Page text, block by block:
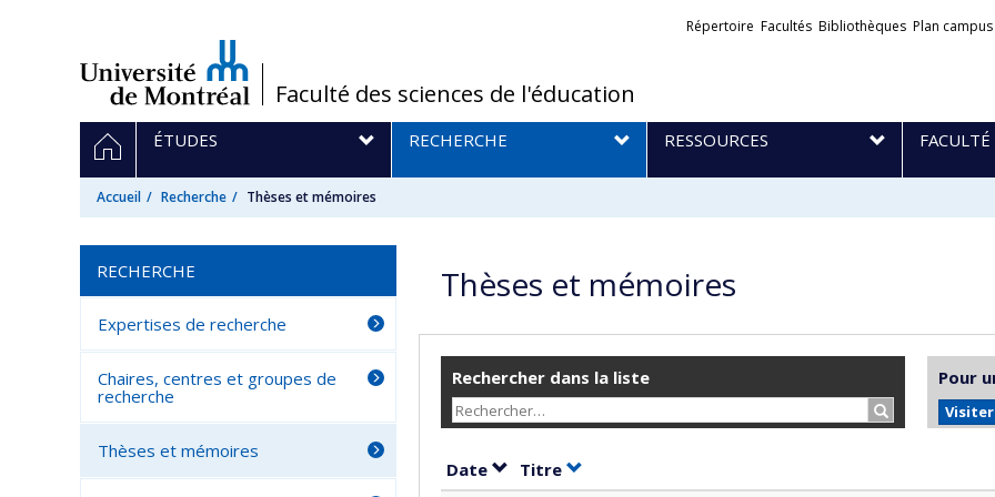
/Faculté des sciences de l'éducation
Liens
Répertoire Facultés Bibliothèques Plan campus
Navigation
principale
ACCUEIL
ÉTUDES RECHERCHE RESSOURCES FACULTÉ
Accueil Recherche Thèses et mémoires
Thèses et mémoires
Rechercher dans la liste
Rechercher…
Pour
Date Trier par date en ordre croissant
Titre Trier par titre en ordre croissant
RECHERCHE
Expertises de recherche
Chaires, centres et groupes de
recherche
Thèses et mémoires